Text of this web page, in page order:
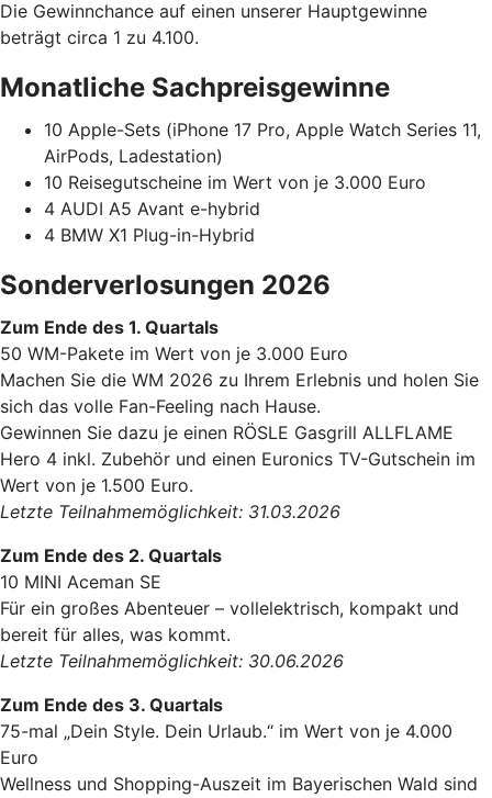
Die Gewinnchance auf einen unserer Hauptgewinne
beträgt circa 1 zu 4.100.
Monatliche Sachpreisgewinne
10 Apple-Sets (iPhone 17 Pro, Apple Watch Series 11,
AirPods, Ladestation)
10 Reisegutscheine im Wert von je 3.000 Euro
4 AUDI A5 Avant e-hybrid
4 BMW X1 Plug-in-Hybrid
Sonderverlosungen 2026
Zum Ende des 1. Quartals
50 WM-Pakete im Wert von je 3.000 Euro
Machen Sie die WM 2026 zu Ihrem Erlebnis und holen Sie
sich das volle Fan-Feeling nach Hause.
Gewinnen Sie dazu je einen RÖSLE Gasgrill ALLFLAME
Hero 4 inkl. Zubehör und einen Euronics TV-Gutschein im
Wert von je 1.500 Euro.
Letzte Teilnahmemöglichkeit: 31.03.2026
Zum Ende des 2. Quartals
10 MINI Aceman SE
Für ein großes Abenteuer – vollelektrisch, kompakt und
bereit für alles, was kommt.
Letzte Teilnahmemöglichkeit: 30.06.2026
Zum Ende des 3. Quartals
75-mal „Dein Style. Dein Urlaub.“ im Wert von je 4.000
Euro
Wellness und Shopping-Auszeit im Bayerischen Wald sind